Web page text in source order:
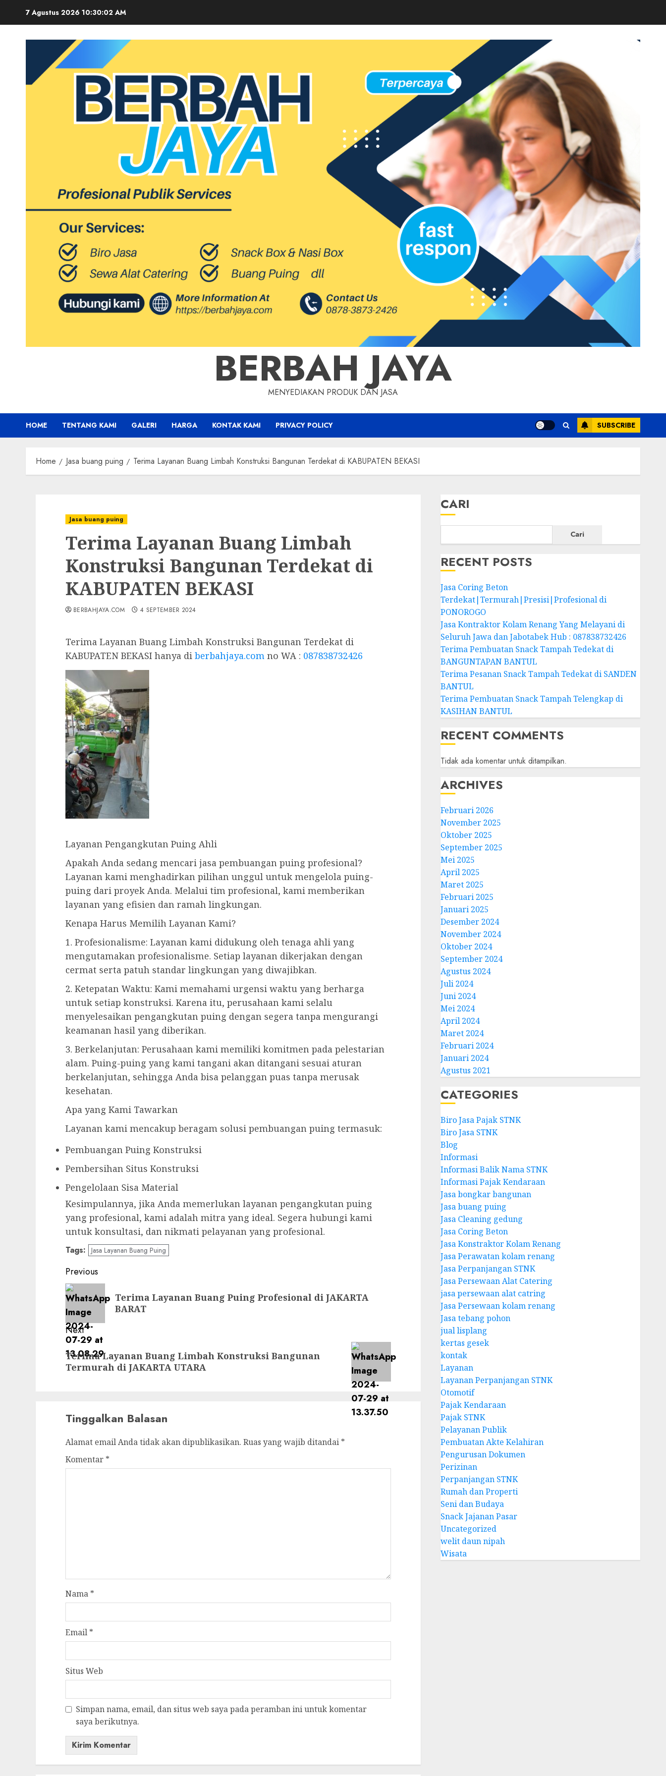
7 Agustus 2026 10:30:03 AM
BERBAH JAYA
MENYEDIAKAN PRODUK DAN JASA
HOME TENTANG KAMI GALERI HARGA KONTAK KAMI PRIVACY POLICY SUBSCRIBE
Home Jasa buang puing Terima Layanan Buang Limbah Konstruksi Bangunan Terdekat di KABUPATEN BEKASI
Jasa buang puing
Terima Layanan Buang Limbah
Konstruksi Bangunan Terdekat di
KABUPATEN BEKASI
BERBAHJAYA.COM 4 SEPTEMBER 2024
Terima Layanan Buang Limbah Konstruksi Bangunan Terdekat di
KABUPATEN BEKASI hanya di berbahjaya.com no WA : 087838732426
Layanan Pengangkutan Puing Ahli
Apakah Anda sedang mencari jasa pembuangan puing profesional?
Layanan kami menghadirkan pilihan unggul untuk mengelola puing-
puing dari proyek Anda. Melalui tim profesional, kami memberikan
layanan yang efisien dan ramah lingkungan.
Kenapa Harus Memilih Layanan Kami?
1. Profesionalisme: Layanan kami didukung oleh tenaga ahli yang
mengutamakan profesionalisme. Setiap layanan dikerjakan dengan
cermat serta patuh standar lingkungan yang diwajibkan.
2. Ketepatan Waktu: Kami memahami urgensi waktu yang berharga
untuk setiap konstruksi. Karena itu, perusahaan kami selalu
menyelesaikan pengangkutan puing dengan segera tanpa mengurangi
keamanan hasil yang diberikan.
3. Berkelanjutan: Perusahaan kami memiliki komitmen pada pelestarian
alam. Puing-puing yang kami tangani akan ditangani sesuai aturan
berkelanjutan, sehingga Anda bisa pelanggan puas tanpa merusak
kesehatan.
Apa yang Kami Tawarkan
Layanan kami mencakup beragam solusi pembuangan puing termasuk:
Pembuangan Puing Konstruksi
Pembersihan Situs Konstruksi
Pengelolaan Sisa Material
Kesimpulannya, jika Anda memerlukan layanan pengangkutan puing
yang profesional, kami adalah mitra yang ideal. Segera hubungi kami
untuk konsultasi, dan nikmati pelayanan yang profesional.
Tags: Jasa Layanan Buang Puing
Post
navigation
Previous
Previous
post:
Terima Layanan Buang Puing Profesional di JAKARTA
BARAT
Next
Next
post:
Terima Layanan Buang Limbah Konstruksi Bangunan
Termurah di JAKARTA UTARA
Tinggalkan Balasan
Alamat email Anda tidak akan dipublikasikan. Ruas yang wajib ditandai *
Komentar *
Nama *
Email *
Situs Web
Simpan nama, email, dan situs web saya pada peramban ini untuk komentar
saya berikutnya.
CARI
Cari
RECENT POSTS
Jasa Coring Beton
Terdekat|Termurah|Presisi|Profesional di
PONOROGO
Jasa Kontraktor Kolam Renang Yang Melayani di
Seluruh Jawa dan Jabotabek Hub : 087838732426
Terima Pembuatan Snack Tampah Tedekat di
BANGUNTAPAN BANTUL
Terima Pesanan Snack Tampah Tedekat di SANDEN
BANTUL
Terima Pembuatan Snack Tampah Telengkap di
KASIHAN BANTUL
RECENT COMMENTS
Tidak ada komentar untuk ditampilkan.
ARCHIVES
Februari 2026
November 2025
Oktober 2025
September 2025
Mei 2025
April 2025
Maret 2025
Februari 2025
Januari 2025
Desember 2024
November 2024
Oktober 2024
September 2024
Agustus 2024
Juli 2024
Juni 2024
Mei 2024
April 2024
Maret 2024
Februari 2024
Januari 2024
Agustus 2021
CATEGORIES
Biro Jasa Pajak STNK
Biro Jasa STNK
Blog
Informasi
Informasi Balik Nama STNK
Informasi Pajak Kendaraan
Jasa bongkar bangunan
Jasa buang puing
Jasa Cleaning gedung
Jasa Coring Beton
Jasa Konstraktor Kolam Renang
Jasa Perawatan kolam renang
Jasa Perpanjangan STNK
Jasa Persewaan Alat Catering
jasa persewaan alat catring
Jasa Persewaan kolam renang
Jasa tebang pohon
jual lisplang
kertas gesek
kontak
Layanan
Layanan Perpanjangan STNK
Otomotif
Pajak Kendaraan
Pajak STNK
Pelayanan Publik
Pembuatan Akte Kelahiran
Pengurusan Dokumen
Perizinan
Perpanjangan STNK
Rumah dan Properti
Seni dan Budaya
Snack Jajanan Pasar
Uncategorized
welit daun nipah
Wisata